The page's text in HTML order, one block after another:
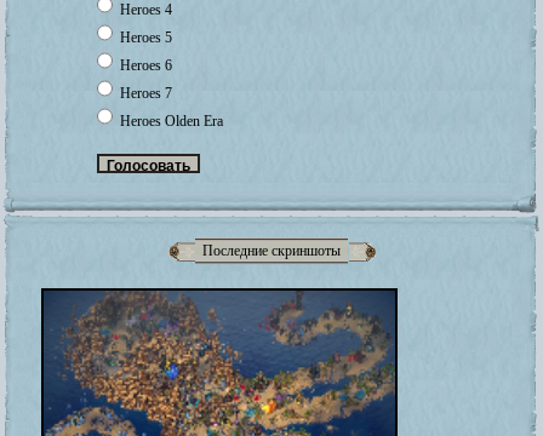
Heroes 4
Heroes 5
Heroes 6
Heroes 7
Heroes Olden Era
Последние скриншоты